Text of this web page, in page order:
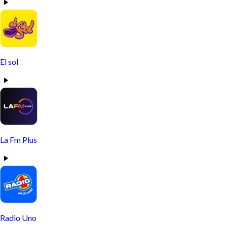
El sol
La Fm Plus
Radio Uno